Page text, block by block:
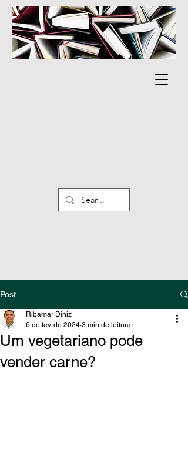
Post
Um vegetariano pode
vender carne?
Ribamar Diniz
6 de fev. de 2024 3 min de leitura